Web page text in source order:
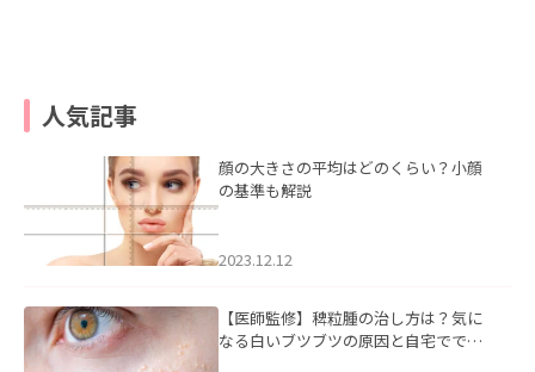
人気記事
顔の大きさの平均はどのくらい？小顔
の基準も解説
2023.12.12
【医師監修】稗粒腫の治し方は？気に
なる白いブツブツの原因と自宅ででき